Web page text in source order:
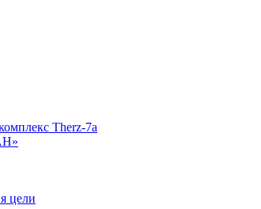
Therz-7a
цели